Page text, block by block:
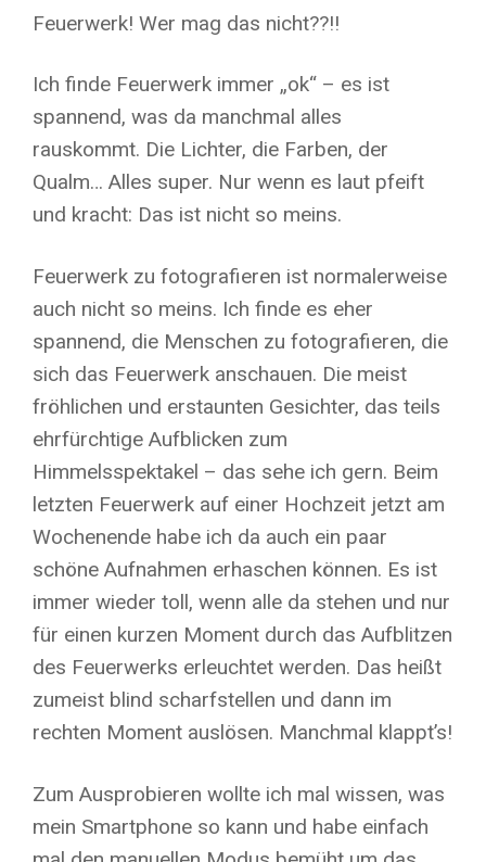
Feuerwerk! Wer mag das nicht??!!
Ich finde Feuerwerk immer „ok“ – es ist
spannend, was da manchmal alles
rauskommt. Die Lichter, die Farben, der
Qualm… Alles super. Nur wenn es laut pfeift
und kracht: Das ist nicht so meins.
Feuerwerk zu fotografieren ist normalerweise
auch nicht so meins. Ich finde es eher
spannend, die Menschen zu fotografieren, die
sich das Feuerwerk anschauen. Die meist
fröhlichen und erstaunten Gesichter, das teils
ehrfürchtige Aufblicken zum
Himmelsspektakel – das sehe ich gern. Beim
letzten Feuerwerk auf einer Hochzeit jetzt am
Wochenende habe ich da auch ein paar
schöne Aufnahmen erhaschen können. Es ist
immer wieder toll, wenn alle da stehen und nur
für einen kurzen Moment durch das Aufblitzen
des Feuerwerks erleuchtet werden. Das heißt
zumeist blind scharfstellen und dann im
rechten Moment auslösen. Manchmal klappt’s!
Zum Ausprobieren wollte ich mal wissen, was
mein Smartphone so kann und habe einfach